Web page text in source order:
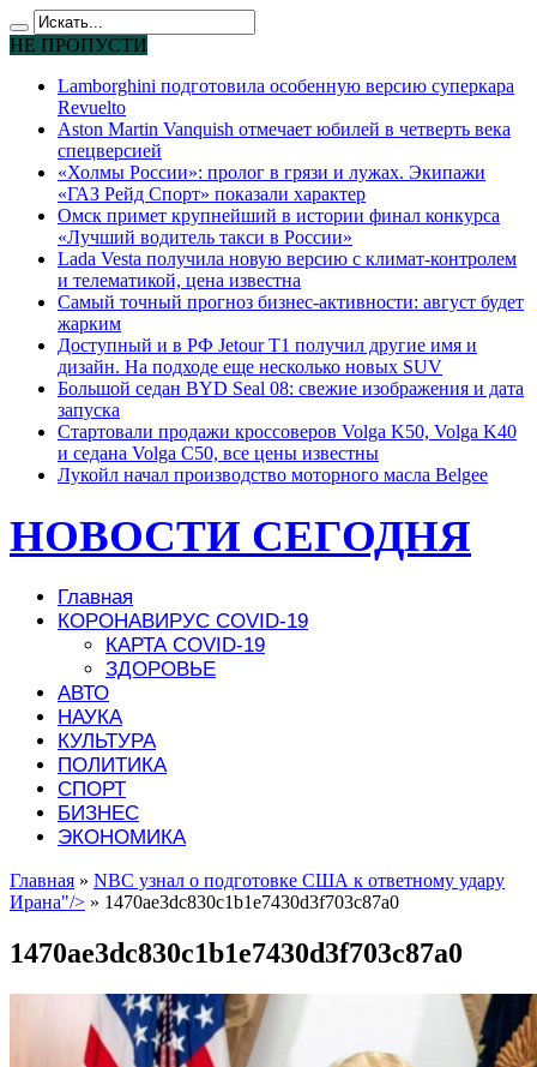
НЕ ПРОПУСТИ
Lamborghini подготовила особенную версию суперкара
Revuelto
Aston Martin Vanquish отмечает юбилей в четверть века
спецверсией
«Холмы России»: пролог в грязи и лужах. Экипажи
«ГАЗ Рейд Спорт» показали характер
Омск примет крупнейший в истории финал конкурса
«Лучший водитель такси в России»
Lada Vesta получила новую версию с климат-контролем
и телематикой, цена известна
Самый точный прогноз бизнес-активности: август будет
жарким
Доступный и в РФ Jetour T1 получил другие имя и
дизайн. На подходе еще несколько новых SUV
Большой седан BYD Seal 08: свежие изображения и дата
запуска
Стартовали продажи кроссоверов Volga K50, Volga K40
и седана Volga C50, все цены известны
Лукойл начал производство моторного масла Belgee
НОВОСТИ СЕГОДНЯ
Главная
КОРОНАВИРУС COVID-19
КАРТА COVID-19
ЗДОРОВЬЕ
АВТО
НАУКА
КУЛЬТУРА
ПОЛИТИКА
СПОРТ
БИЗНЕС
ЭКОНОМИКА
Главная » NBC узнал о подготовке США к ответному удару
Ирана"/> » 1470ae3dc830c1b1e7430d3f703c87a0
1470ae3dc830c1b1e7430d3f703c87a0